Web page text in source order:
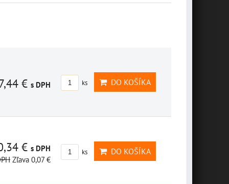
€ s DPH ks DO KOŠÍKA
€ s DPH
Zľava 0,07 €
ks DO KOŠÍKA